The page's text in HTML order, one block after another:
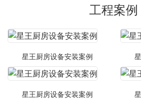
工程案例
星王厨房设备安装案例
星王厨房设备安装案例